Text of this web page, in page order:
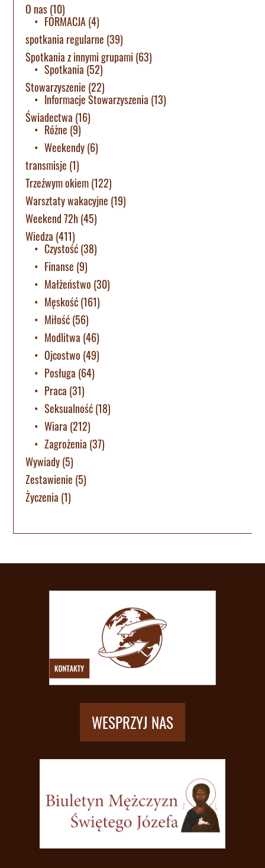
O nas(10)
FORMACJA(4)
spotkania regularne (39)
Spotkania z innymi grupami (63)
Spotkania (52)
Stowarzyszenie (22)
Informacje Stowarzyszenia (13)
Świadectwa (16)
Różne (9)
Weekendy(6)
transmisje (1)
Trzeźwym okiem(122)
Warsztaty wakacyjne (19)
Weekend 72h(45)
Wiedza (411)
Czystość(38)
Finanse (9)
Małżeństwo (30)
Męskość(161)
Miłość(56)
Modlitwa (46)
Ojcostwo (49)
Posługa (64)
Praca (31)
Seksualność(18)
Wiara (212)
Zagrożenia (37)
Wywiady(5)
Zestawienie (5)
Życzenia (1)
WESPRZYJ NAS